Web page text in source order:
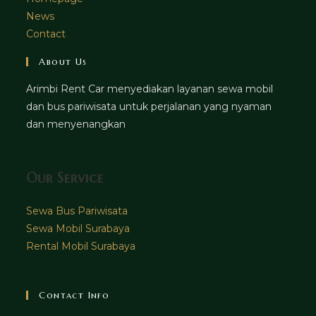
News
Contact
About Us
Arimbi Rent Car menyediakan layanan sewa mobil
dan bus pariwisata untuk perjalanan yang nyaman
dan menyenangkan
Our Service
Sewa Bus Pariwisata
Sewa Mobil Surabaya
Rental Mobil Surabaya
Contact Info